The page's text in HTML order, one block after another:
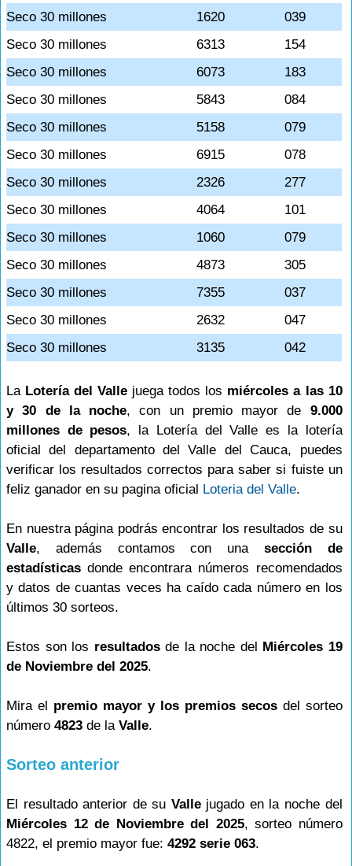
Seco 30 millones
1620
039
Seco 30 millones
6313
154
Seco 30 millones
6073
183
Seco 30 millones
5843
084
Seco 30 millones
5158
079
Seco 30 millones
6915
078
Seco 30 millones
2326
277
Seco 30 millones
4064
101
Seco 30 millones
1060
079
Seco 30 millones
4873
305
Seco 30 millones
7355
037
Seco 30 millones
2632
047
Seco 30 millones
3135 042
La Lotería del Valle juega todos los miércoles a las 10
y 30 de la noche, con un premio mayor de 9.000
millones de pesos, la Lotería del Valle es la lotería
oficial del departamento del Valle del Cauca, puedes
verificar los resultados correctos para saber si fuiste un
feliz ganador en su pagina oficial Loteria del Valle.
En nuestra página podrás encontrar los resultados de su
Valle, además contamos con una sección de
estadísticas donde encontrara números recomendados
y datos de cuantas veces ha caído cada número en los
últimos 30 sorteos.
Estos son los resultadosde la noche del Miércoles 19
de Noviembre del 2025.
Mira el premio mayor y los premios secosdel sorteo
número 4823 de la Valle.
Sorteo anterior
El resultado anterior de su Vallejugado en la noche del
Miércoles 12 de Noviembre del 2025, sorteo número
4822, el premio mayor fue: 4292 serie 063.